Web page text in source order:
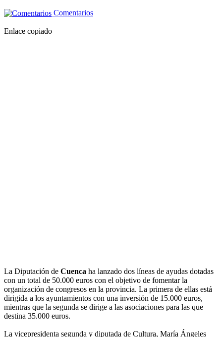
Comentarios
Enlace copiado
La Diputación de Cuenca ha lanzado dos líneas de ayudas dotadas
con un total de 50.000 euros con el objetivo de fomentar la
organización de congresos en la provincia. La primera de ellas está
dirigida a los ayuntamientos con una inversión de 15.000 euros,
mientras que la segunda se dirige a las asociaciones para las que
destina 35.000 euros.
La vicepresidenta segunda y diputada de Cultura, María Ángeles